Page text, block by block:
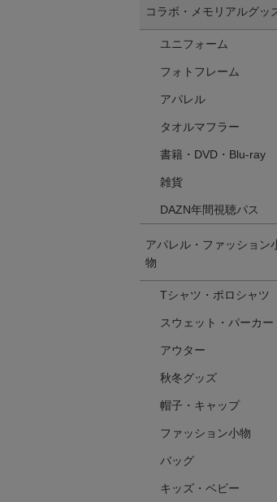
コラボ・メモリアルグッ
ユニフォーム
フォトフレーム
アパレル
タオルマフラー
書籍・DVD・Blu-ray
雑貨
DAZN年間視聴パス
アパレル・ファッション
物
Tシャツ・ポロシャツ
スウェット・パーカー
アウター
秋冬グッズ
帽子・キャップ
ファッション小物
バッグ
キッズ・ベビー